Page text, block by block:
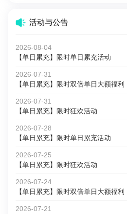
活动与公告
2026-08-04
【单日累充】限时单日累充活动
2026-07-31
【单日累充】限时双倍单日大额福利
2026-07-31
【单日累充】限时狂欢活动
2026-07-28
【单日累充】限时单日累充活动
2026-07-25
【单日累充】限时狂欢活动
2026-07-24
【单日累充】限时双倍单日大额福利
2026-07-21